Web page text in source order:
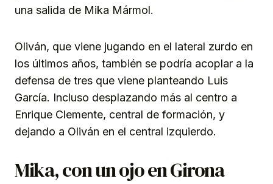
una salida de Mika Mármol.
Oliván, que viene jugando en el lateral zurdo en
los últimos años, también se podría acoplar a la
defensa de tres que viene planteando Luis
García. Incluso desplazando más al centro a
Enrique Clemente, central de formación, y
dejando a Oliván en el central izquierdo.
Mika, con un ojo en Girona